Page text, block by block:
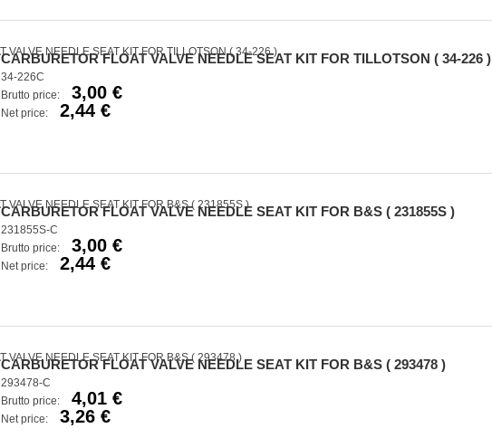
CARBURETOR FLOAT VALVE NEEDLE SEAT KIT FOR TILLOTSON ( 34-226 )
34-226C
Brutto price:
3,00 €
Net price: 2,44 €
CARBURETOR FLOAT VALVE NEEDLE SEAT KIT FOR B&S ( 231855S )
231855S-C
Brutto price:
3,00 €
Net price: 2,44 €
CARBURETOR FLOAT VALVE NEEDLE SEAT KIT FOR B&S ( 293478 )
293478-C
Brutto price:
4,01 €
Net price: 3,26 €